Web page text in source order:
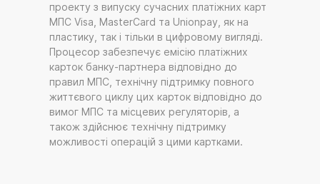
проекту з випуску сучасних платіжних карт
МПС Visa, MasterCard та Unionpay, як на
пластику, так і тільки в цифровому вигляді.
Процесор забезпечує емісію платіжних
карток банку-партнера відповідно до
правил МПС, технічну підтримку повного
життєвого циклу цих карток відповідно до
вимог МПС та місцевих регуляторів, а
також здійснює технічну підтримку
можливості операцій з цими картками.